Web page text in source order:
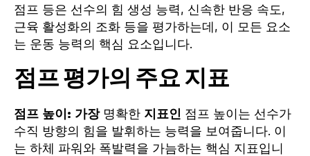
점프 등은 선수의 힘 생성 능력, 신속한 반응 속도,
근육 활성화의 조화 등을 평가하는데, 이 모든 요소
는 운동 능력의 핵심 요소입니다.
점프 평가의 주요 지표
점프 높이: 가장 명확한 지표인 점프 높이는 선수가
수직 방향의 힘을 발휘하는 능력을 보여줍니다. 이
는 하체 파워와 폭발력을 가늠하는 핵심 지표입니